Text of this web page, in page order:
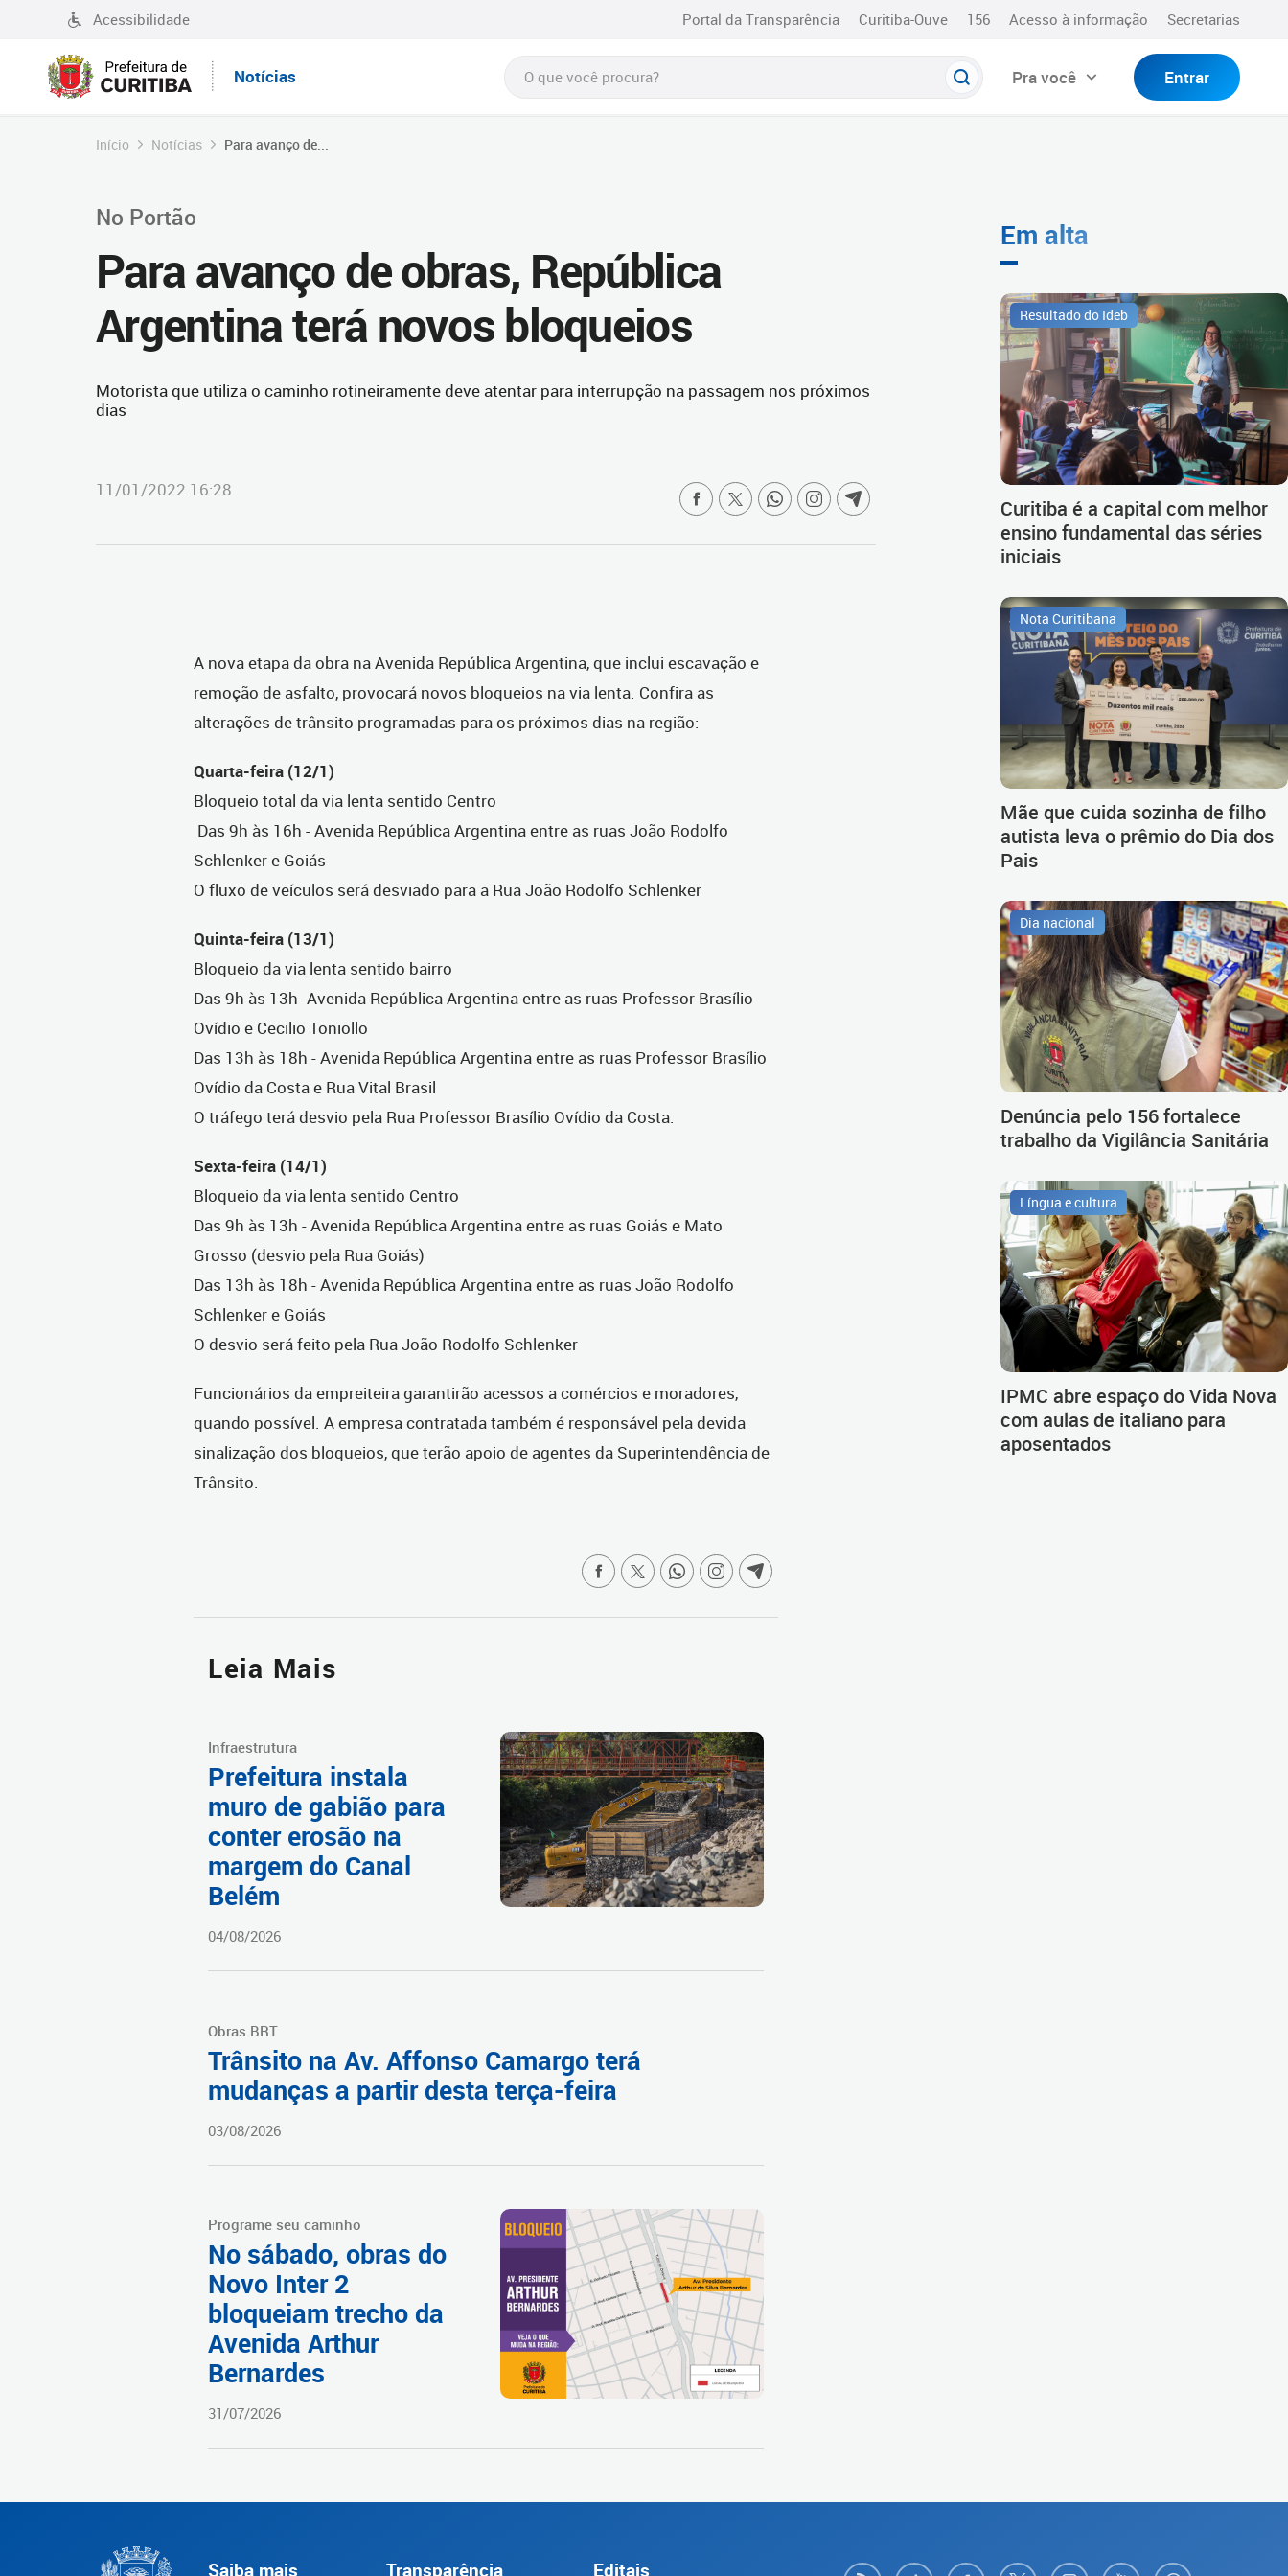
Acessibilidade Portal da Transparência Curitiba-Ouve 156 Acesso à informação Secretarias
Notícias Pra você Entrar
Início Notícias Para avanço de...
No Portão
Para avanço de obras, República
Argentina terá novos bloqueios
Motorista que utiliza o caminho rotineiramente deve atentar para interrupção na passagem nos próximos
dias
11/01/2022 16:28
A nova etapa da obra na Avenida República Argentina, que inclui escavação e
remoção de asfalto, provocará novos bloqueios na via lenta. Confira as
alterações de trânsito programadas para os próximos dias na região:
Quarta-feira (12/1)
Bloqueio total da via lenta sentido Centro
Das 9h às 16h - Avenida República Argentina entre as ruas João Rodolfo
Schlenker e Goiás
O fluxo de veículos será desviado para a Rua João Rodolfo Schlenker
Quinta-feira (13/1)
Bloqueio da via lenta sentido bairro
Das 9h às 13h- Avenida República Argentina entre as ruas Professor Brasílio
Ovídio e Cecilio Toniollo
Das 13h às 18h - Avenida República Argentina entre as ruas Professor Brasílio
Ovídio da Costa e Rua Vital Brasil
O tráfego terá desvio pela Rua Professor Brasílio Ovídio da Costa.
Sexta-feira (14/1)
Bloqueio da via lenta sentido Centro
Das 9h às 13h - Avenida República Argentina entre as ruas Goiás e Mato
Grosso (desvio pela Rua Goiás)
Das 13h às 18h - Avenida República Argentina entre as ruas João Rodolfo
Schlenker e Goiás
O desvio será feito pela Rua João Rodolfo Schlenker
Funcionários da empreiteira garantirão acessos a comércios e moradores,
quando possível. A empresa contratada também é responsável pela devida
sinalização dos bloqueios, que terão apoio de agentes da Superintendência de
Trânsito.
Leia Mais
Infraestrutura
Prefeitura instala
muro de gabião para
conter erosão na
margem do Canal
Belém
04/08/2026
Obras BRT
Trânsito na Av. Affonso Camargo terá
mudanças a partir desta terça-feira
03/08/2026
Programe seu caminho
No sábado, obras do
Novo Inter 2
bloqueiam trecho da
Avenida Arthur
Bernardes
31/07/2026
Em alta
Resultado do Ideb
Curitiba é a capital com melhor
ensino fundamental das séries
iniciais
Nota Curitibana
Mãe que cuida sozinha de filho
autista leva o prêmio do Dia dos
Pais
Dia nacional
Denúncia pelo 156 fortalece
trabalho da Vigilância Sanitária
Língua e cultura
IPMC abre espaço do Vida Nova
com aulas de italiano para
aposentados
Saiba mais Transparência Editais